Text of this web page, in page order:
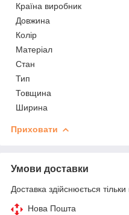
Країна виробник
Довжина
Колір
Матеріал
Стан
Тип
Товщина
Ширина
Приховати
Умови доставки
Доставка здійснюється
Нова Пошта